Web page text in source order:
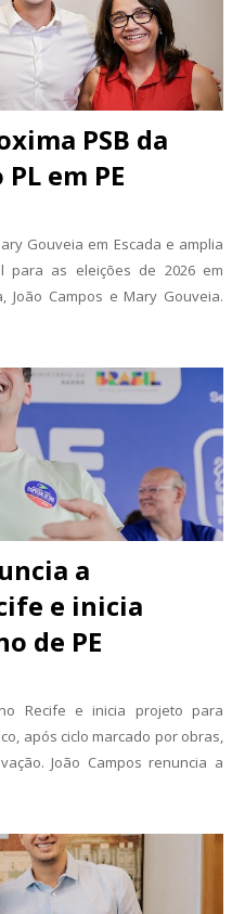
PSB da
em PE
Gouveia em Escada e amplia
para as eleições de 2026 em
João Campos e Mary Gouveia.
a
e inicia
de PE
Recife e inicia projeto para
após ciclo marcado por obras,
João Campos renuncia a